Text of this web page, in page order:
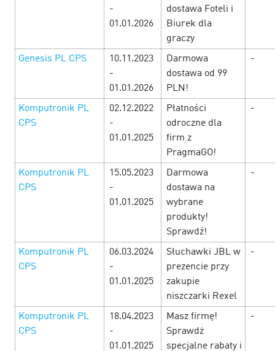
25.03 we give you CPAi offers, pleasant promotions and
profitable promocodes. Check the selection of offers as
LEARN MORE
Неделя женских радостей в Cityads!
С 06.03 по 10.03 в честь самого прекрасного праздника
дарим вам офферы с повышенными ставками, приятные
акции и выгодные промокоды. Смотрите подборку
-
01.01.2026
dostawa Foteli i
Biurek dla
graczy
Genesis PL CPS
10.11.2023
-
01.01.2026
Darmowa
dostawa od 99
PLN!
-
Komputronik PL
CPS
02.12.2022
-
01.01.2025
Płatności
odroczne dla
firm z
PragmaGO!
-
Komputronik PL
CPS
15.05.2023
-
01.01.2025
Darmowa
dostawa na
wybrane
produkty!
Sprawdź!
-
Komputronik PL
CPS
06.03.2024
-
01.01.2025
Słuchawki JBL w
prezencie przy
zakupie
niszczarki Rexel
-
Komputronik PL
CPS
18.04.2023
-
01.01.2025
Masz firmę!
Sprawdż
specjalne rabaty i
-